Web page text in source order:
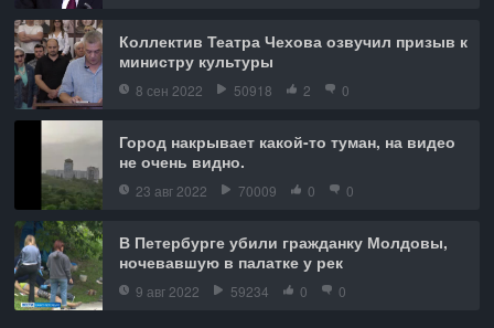
Коллектив Театра Чехова озвучил призыв к
министру культуры
8 сен 2022 50918 2 0
Город накрывает какой-то туман, на видео
не очень видно.
23 авг 2022 70009 0 0
В Петербурге убили гражданку Молдовы,
ночевавшую в палатке у рек
9 авг 2022 59234 0 0